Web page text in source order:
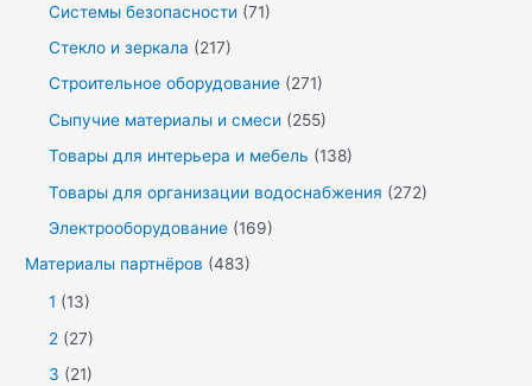
Системы безопасности (71)
Стекло и зеркала (217)
Строительное оборудование (271)
Сыпучие материалы и смеси (255)
Товары для интерьера и мебель (138)
Товары для организации водоснабжения (272)
Электрооборудование (169)
Материалы партнёров (483)
1 (13)
2 (27)
3 (21)